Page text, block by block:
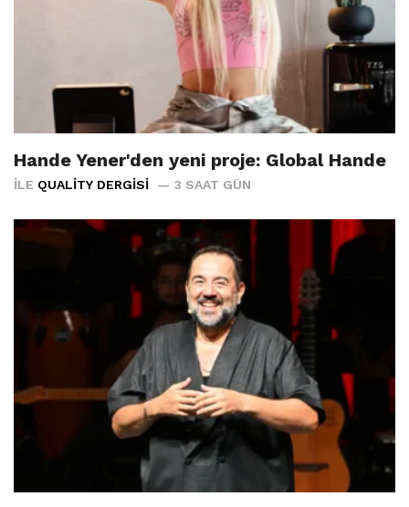
Hande Yener'den yeni proje: Global Hande
İLE QUALITY DERGISI 3 SAAT GÜN